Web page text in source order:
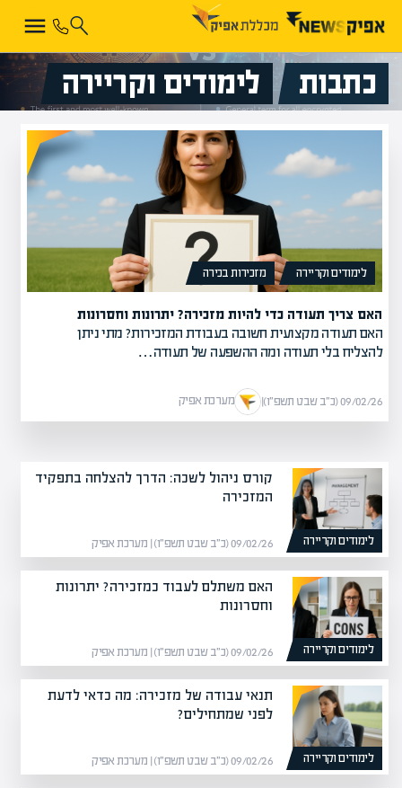
כתבות לימודים וקריירה
לימודים וקריירה מזכירות בכירה
האם צריך תעודה כדי להיות מזכירה? יתרונות וחסרונות
האם תעודה מקצועית חשובה בעבודת המזכירות? מתי ניתן
להצליח בלי תעודה ומה ההשפעה של תעודה…
09/02/26 (כ״ב שבט תשפ״ו) | מערכת אפיק
לימודים וקריירה
קורס ניהול לשכה: הדרך להצלחה בתפקיד
המזכירה
09/02/26 (כ״ב שבט תשפ״ו) | מערכת אפיק
לימודים וקריירה
האם משתלם לעבוד כמזכירה? יתרונות
וחסרונות
09/02/26 (כ״ב שבט תשפ״ו) | מערכת אפיק
לימודים וקריירה
תנאי עבודה של מזכירה: מה כדאי לדעת
לפני שמתחילים?
09/02/26 (כ״ב שבט תשפ״ו) | מערכת אפיק